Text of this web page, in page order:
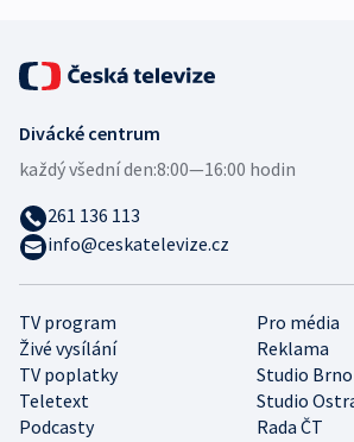
TV program
Pro média
Živé vysílání
Reklama
TV poplatky
Studio Brno
Teletext
Studio
Podcasty
Rada ČT
Divácké centrum
každý všední den:8:00—16:00 hodin
261 136 113
info@ceskatelevize.cz